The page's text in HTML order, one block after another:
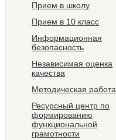
Прием в школу
Прием в 10 класс
Информационная
безопасность
Независимая оценка
качества
Методическая работа
Ресурсный центр по
формированию
функциональной
грамотности